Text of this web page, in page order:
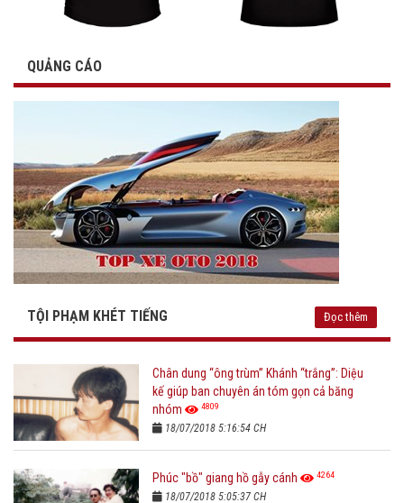
QUẢNG CÁO
TỘI PHẠM KHÉT TIẾNG Đọc thêm
Chân dung “ông trùm” Khánh “trắng”: Diệu
kế giúp ban chuyên án tóm gọn cả băng
nhóm
4809
18/07/2018 5:16:54 CH
Phúc "bồ" giang hồ gẫy cánh 4264
18/07/2018 5:05:37 CH